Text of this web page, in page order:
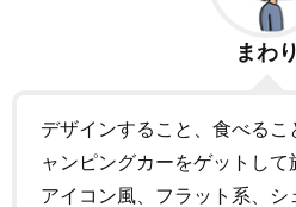
まわり
デザインすること、食べるこ
ャンピングカーをゲットして
アイコン風、フラット系、